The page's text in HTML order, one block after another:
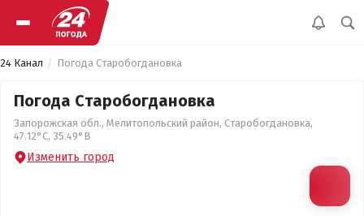
24 Канал Погода Старобогдановка
Погода Старобогдановка
Запорожская обл., Мелитопольский район, Старобогдановка,
47.12°С, 35.49°В
Изменить город